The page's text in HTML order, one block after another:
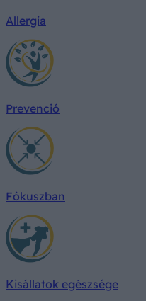
Allergia
Prevenció
Fókuszban
Kisállatok egészsége